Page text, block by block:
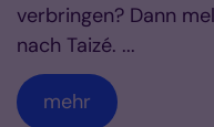
verbringen? Dann
nach Taizé. ...
mehr